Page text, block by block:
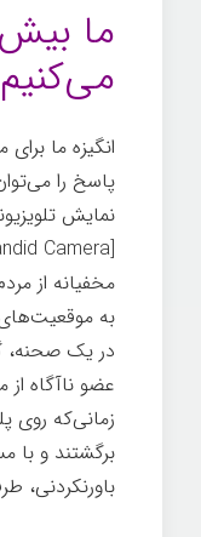
ما
انگیزه ما
پاسخ را
نمایش
مخفیانه از
به
در یک صحنه،
عضو ناآگاه از
زمانی‌که روی
برگشتند و با
باورنکردنی،